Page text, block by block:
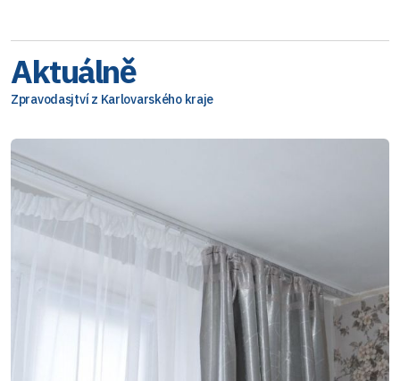
Aktuálně
Zpravodasjtví z Karlovarského kraje